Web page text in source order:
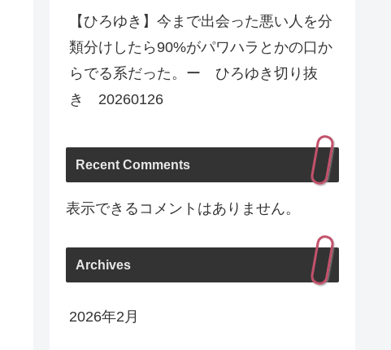
【ひろゆき】今まで出会った悪い人を分
類分けしたら90%がパワハラとかの口か
らでる系だった。ー ひろゆき切り抜
き 20260126
Recent Comments
表示できるコメントはありません。
Archives
2026年2月